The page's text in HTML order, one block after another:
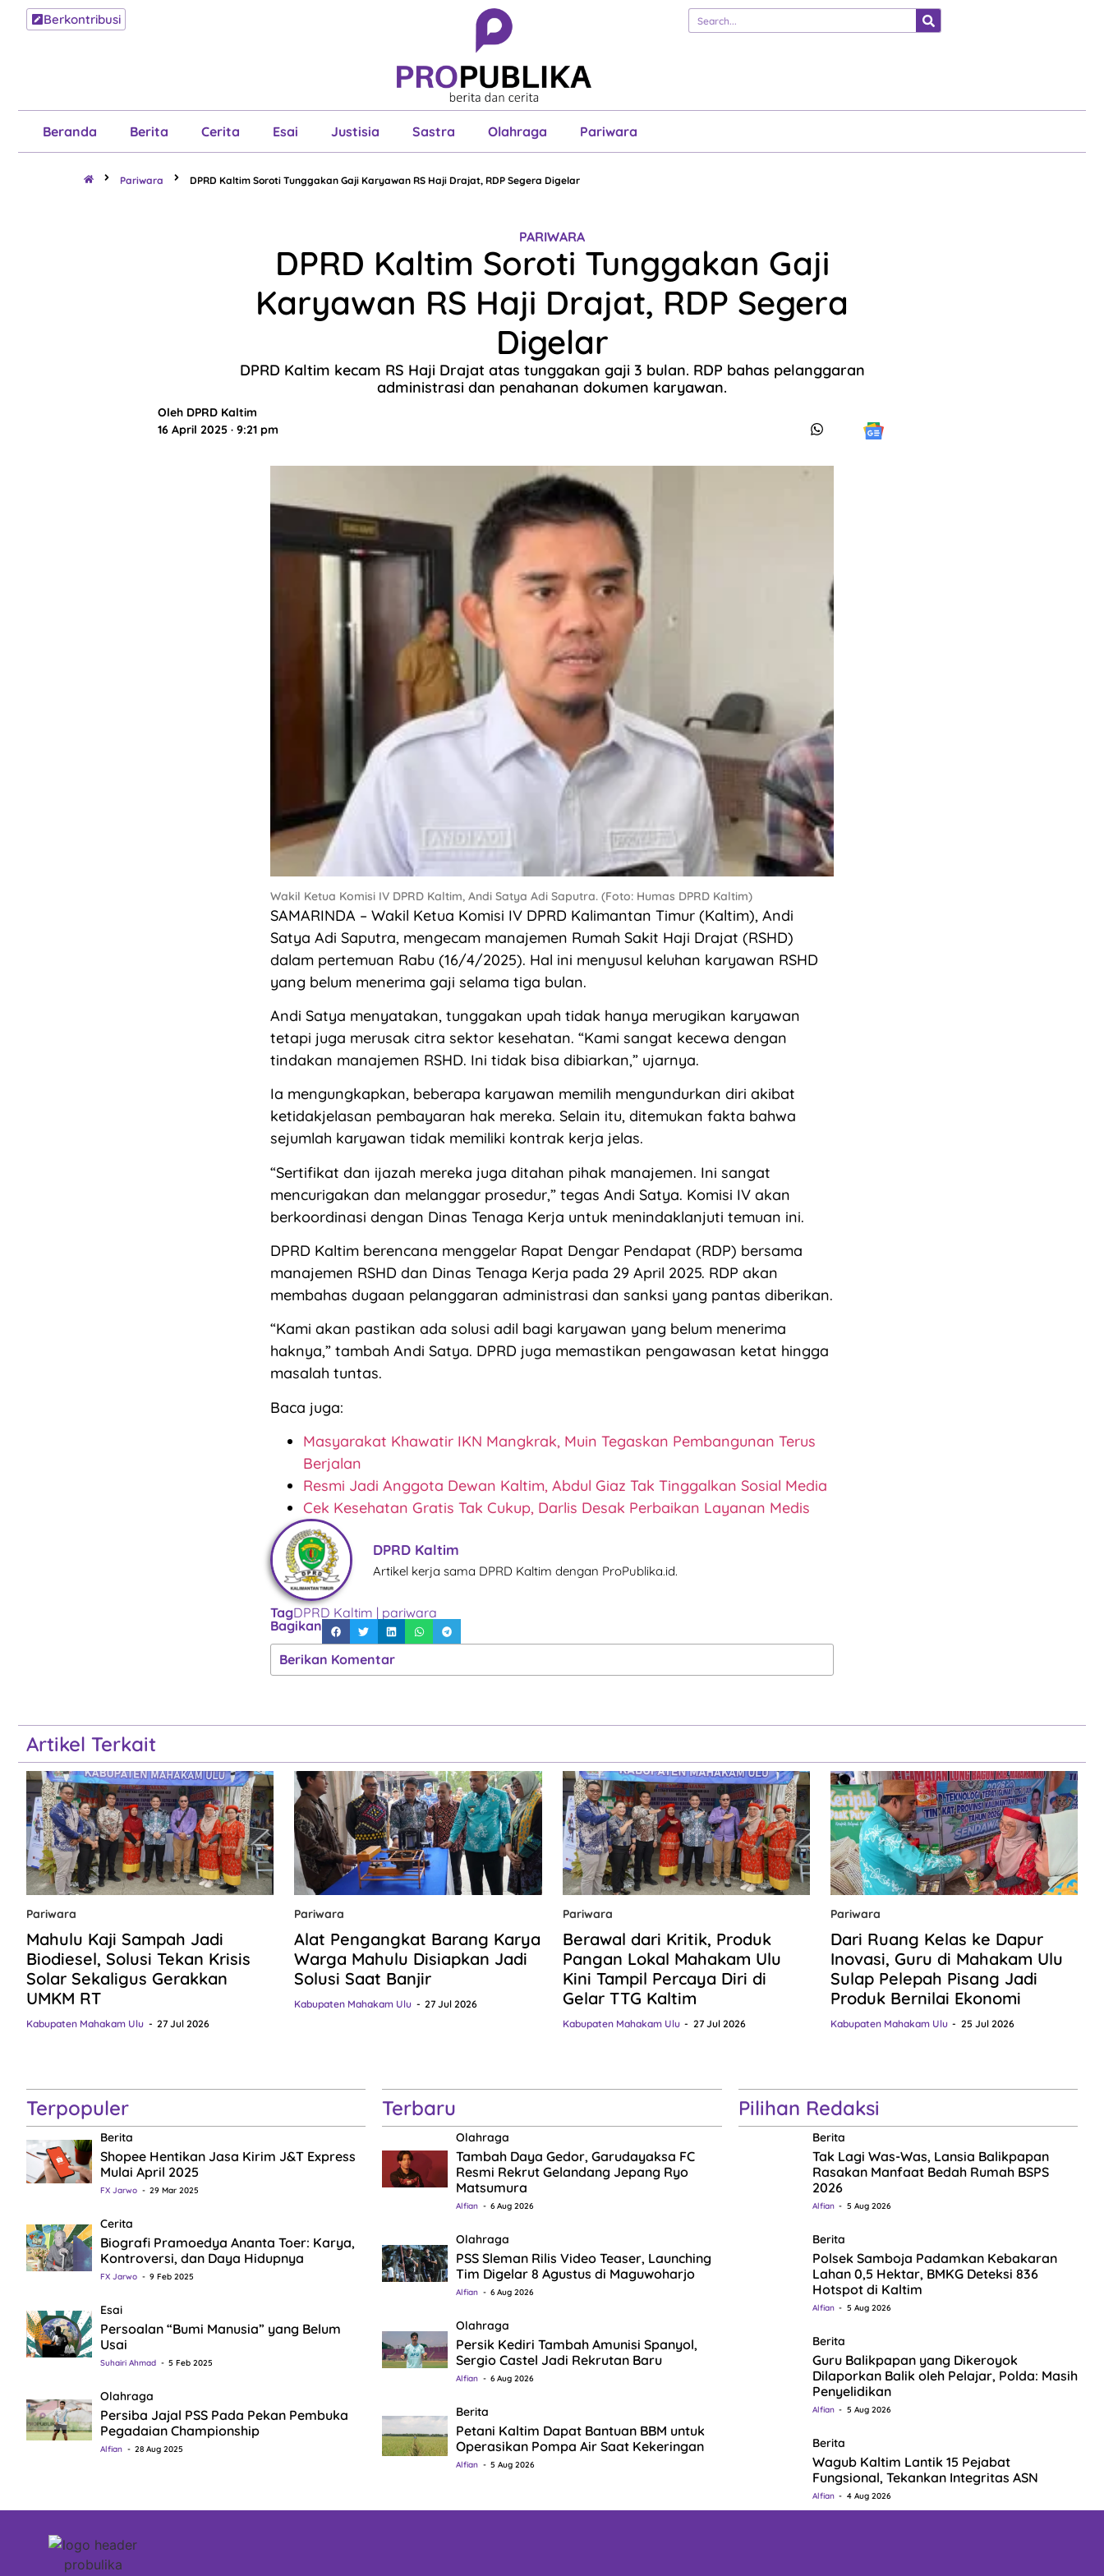
Berkontribusi
Beranda Berita Cerita Esai Justisia Sastra Olahraga Pariwara
Berita Cerita Esai Justisia
Pariwara
Pariwara DPRD Kaltim Soroti Tunggakan Gaji Karyawan RS Haji Drajat, RDP Segera Digelar
PARIWARA
DPRD Kaltim Soroti Tunggakan Gaji
Karyawan RS Haji Drajat, RDP Segera
Digelar
DPRD Kaltim kecam RS Haji Drajat atas tunggakan gaji 3 bulan. RDP bahas pelanggaran
administrasi dan penahanan dokumen karyawan.
Oleh DPRD Kaltim
16 April 2025 · 9:21 pm
Wakil Ketua Komisi IV DPRD Kaltim, Andi Satya Adi Saputra. (Foto: Humas DPRD Kaltim)
SAMARINDA – Wakil Ketua Komisi IV DPRD Kalimantan Timur (Kaltim), Andi
Satya Adi Saputra, mengecam manajemen Rumah Sakit Haji Drajat (RSHD)
dalam pertemuan Rabu (16/4/2025). Hal ini menyusul keluhan karyawan RSHD
yang belum menerima gaji selama tiga bulan.
Andi Satya menyatakan, tunggakan upah tidak hanya merugikan karyawan
tetapi juga merusak citra sektor kesehatan. “Kami sangat kecewa dengan
tindakan manajemen RSHD. Ini tidak bisa dibiarkan,” ujarnya.
Ia mengungkapkan, beberapa karyawan memilih mengundurkan diri akibat
ketidakjelasan pembayaran hak mereka. Selain itu, ditemukan fakta bahwa
sejumlah karyawan tidak memiliki kontrak kerja jelas.
“Sertifikat dan ijazah mereka juga ditahan pihak manajemen. Ini sangat
mencurigakan dan melanggar prosedur,” tegas Andi Satya. Komisi IV akan
berkoordinasi dengan Dinas Tenaga Kerja untuk menindaklanjuti temuan ini.
DPRD Kaltim berencana menggelar Rapat Dengar Pendapat (RDP) bersama
manajemen RSHD dan Dinas Tenaga Kerja pada 29 April 2025. RDP akan
membahas dugaan pelanggaran administrasi dan sanksi yang pantas diberikan.
“Kami akan pastikan ada solusi adil bagi karyawan yang belum menerima
haknya,” tambah Andi Satya. DPRD juga memastikan pengawasan ketat hingga
masalah tuntas.
Baca juga:
Masyarakat Khawatir IKN Mangkrak, Muin Tegaskan Pembangunan Terus
Berjalan
Resmi Jadi Anggota Dewan Kaltim, Abdul Giaz Tak Tinggalkan Sosial Media
Cek Kesehatan Gratis Tak Cukup, Darlis Desak Perbaikan Layanan Medis
DPRD Kaltim
Artikel kerja sama DPRD Kaltim dengan ProPublika.id.
TagDPRD Kaltim | pariwara
Bagikan
Berikan Komentar
Artikel Terkait
Pariwara
Mahulu Kaji Sampah Jadi
Biodiesel, Solusi Tekan Krisis
Solar Sekaligus Gerakkan
UMKM RT
Kabupaten Mahakam Ulu 27 Jul 2026
Pariwara
Alat Pengangkat Barang Karya
Warga Mahulu Disiapkan Jadi
Solusi Saat Banjir
Kabupaten Mahakam Ulu 27 Jul 2026
Pariwara
Berawal dari Kritik, Produk
Pangan Lokal Mahakam Ulu
Kini Tampil Percaya Diri di
Gelar TTG Kaltim
Kabupaten Mahakam Ulu 27 Jul 2026
Pariwara
Dari Ruang Kelas ke Dapur
Inovasi, Guru di Mahakam Ulu
Sulap Pelepah Pisang Jadi
Produk Bernilai Ekonomi
Kabupaten Mahakam Ulu 25 Jul 2026
Terpopuler
Berita
Shopee Hentikan Jasa Kirim J&T Express
Mulai April 2025
FX Jarwo 29 Mar 2025
Cerita
Biografi Pramoedya Ananta Toer: Karya,
Kontroversi, dan Daya Hidupnya
FX Jarwo 9 Feb 2025
Esai
Persoalan “Bumi Manusia” yang Belum
Usai
Suhairi Ahmad 5 Feb 2025
Olahraga
Persiba Jajal PSS Pada Pekan Pembuka
Pegadaian Championship
Alfian 28 Aug 2025
Terbaru
Olahraga
Tambah Daya Gedor, Garudayaksa FC
Resmi Rekrut Gelandang Jepang Ryo
Matsumura
Alfian 6 Aug 2026
Olahraga
PSS Sleman Rilis Video Teaser, Launching
Tim Digelar 8 Agustus di Maguwoharjo
Alfian 6 Aug 2026
Olahraga
Persik Kediri Tambah Amunisi Spanyol,
Sergio Castel Jadi Rekrutan Baru
Alfian 6 Aug 2026
Berita
Petani Kaltim Dapat Bantuan BBM untuk
Operasikan Pompa Air Saat Kekeringan
Alfian 5 Aug 2026
Pilihan Redaksi
Berita
Tak Lagi Was-Was, Lansia Balikpapan
Rasakan Manfaat Bedah Rumah BSPS
2026
Alfian 5 Aug 2026
Berita
Polsek Samboja Padamkan Kebakaran
Lahan 0,5 Hektar, BMKG Deteksi 836
Hotspot di Kaltim
Alfian 5 Aug 2026
Berita
Guru Balikpapan yang Dikeroyok
Dilaporkan Balik oleh Pelajar, Polda: Masih
Penyelidikan
Alfian 5 Aug 2026
Berita
Wagub Kaltim Lantik 15 Pejabat
Fungsional, Tekankan Integritas ASN
Alfian 4 Aug 2026